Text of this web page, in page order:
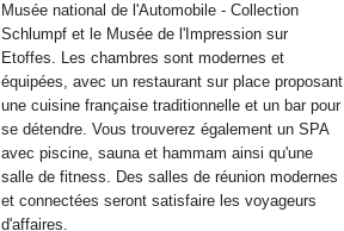
Musée national de l'Automobile - Collection
Schlumpf et le Musée de l'Impression sur
Etoffes. Les chambres sont modernes et
équipées, avec un restaurant sur place proposant
une cuisine française traditionnelle et un bar pour
se détendre. Vous trouverez également un SPA
avec piscine, sauna et hammam ainsi qu'une
salle de fitness. Des salles de réunion modernes
et connectées seront satisfaire les voyageurs
d'affaires.